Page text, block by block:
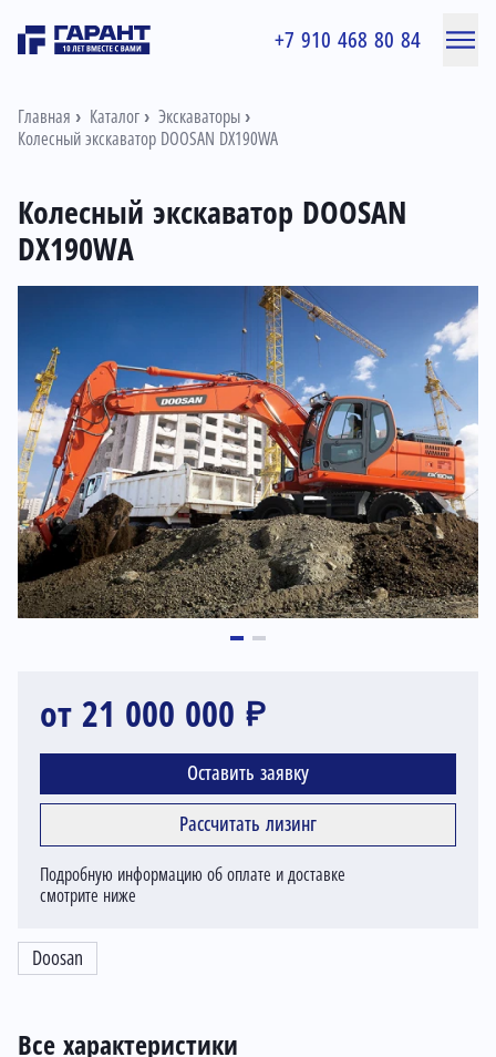
+7 910 468 80 84
Главная Каталог
Экскаваторы
Колесный экскаватор DOOSAN DX190WA
Колесный экскаватор DOOSAN
DX190WA
Doosan
от 21 000 000 ₽
Оставить заявку
Рассчитать лизинг
Подробную информацию об оплате и доставке
смотрите ниже
Все характеристики